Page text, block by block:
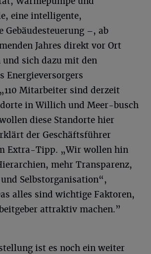
eine intelligente,
Gebäudesteuerung –, ab
Jahres direkt vor Ort
und sich dazu mit den
Energieversorgers
Mitarbeiter sind derzeit
in Willich und Meer-busch
diese Standorte hier
der Geschäftsführer
Extra-Tipp. „Wir wollen hin
mehr Transparenz,
Selbstorganisation“,
alles sind wichtige Faktoren,
attraktiv machen.”
ist es noch ein weiter